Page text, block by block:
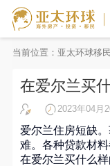
当前位置： 亚太环球移民
在爱尔兰买
2023年04月
爱尔兰住房短缺
难。各种贷款材
在爱尔兰买什么